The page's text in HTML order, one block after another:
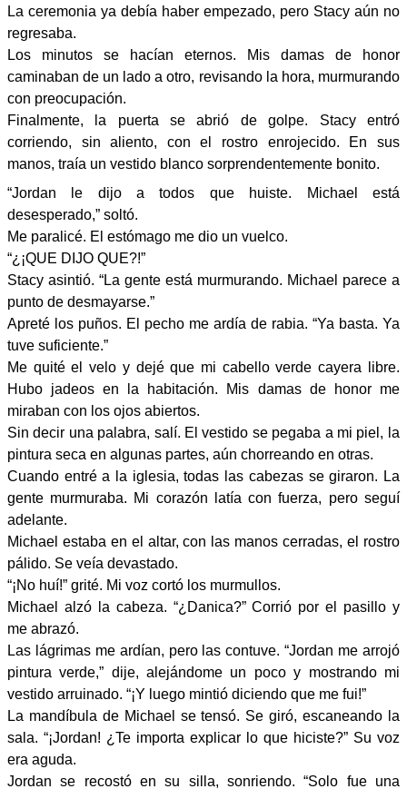
La ceremonia ya debía haber empezado, pero Stacy aún no
regresaba.
Los minutos se hacían eternos. Mis damas de honor
caminaban de un lado a otro, revisando la hora, murmurando
con preocupación.
Finalmente, la puerta se abrió de golpe. Stacy entró
corriendo, sin aliento, con el rostro enrojecido. En sus
manos, traía un vestido blanco sorprendentemente bonito.
“Jordan le dijo a todos que huiste. Michael está
desesperado,” soltó.
Me paralicé. El estómago me dio un vuelco.
“¿¡QUE DIJO QUE?!”
Stacy asintió. “La gente está murmurando. Michael parece a
punto de desmayarse.”
Apreté los puños. El pecho me ardía de rabia. “Ya basta. Ya
tuve suficiente.”
Me quité el velo y dejé que mi cabello verde cayera libre.
Hubo jadeos en la habitación. Mis damas de honor me
miraban con los ojos abiertos.
Sin decir una palabra, salí. El vestido se pegaba a mi piel, la
pintura seca en algunas partes, aún chorreando en otras.
Cuando entré a la iglesia, todas las cabezas se giraron. La
gente murmuraba. Mi corazón latía con fuerza, pero seguí
adelante.
Michael estaba en el altar, con las manos cerradas, el rostro
pálido. Se veía devastado.
“¡No huí!” grité. Mi voz cortó los murmullos.
Michael alzó la cabeza. “¿Danica?” Corrió por el pasillo y
me abrazó.
Las lágrimas me ardían, pero las contuve. “Jordan me arrojó
pintura verde,” dije, alejándome un poco y mostrando mi
vestido arruinado. “¡Y luego mintió diciendo que me fui!”
La mandíbula de Michael se tensó. Se giró, escaneando la
sala. “¡Jordan! ¿Te importa explicar lo que hiciste?” Su voz
era aguda.
Jordan se recostó en su silla, sonriendo. “Solo fue una